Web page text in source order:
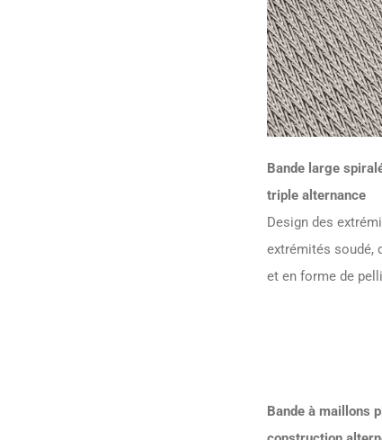
Bande large
triple alternance
Design des
extrémités soudé,
et en forme de
Bande à maillons